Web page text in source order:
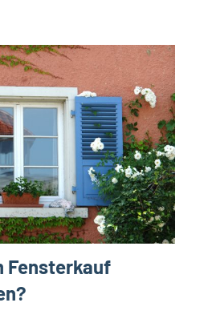
Fensterkauf